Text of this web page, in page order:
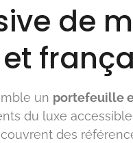
de
un portefeuille
du luxe
des